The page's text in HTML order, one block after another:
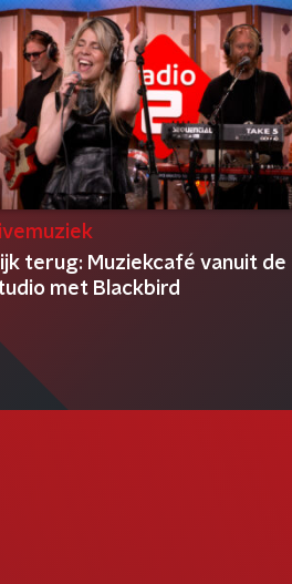
terug: Muziekcafé vanuit de
met Blackbird